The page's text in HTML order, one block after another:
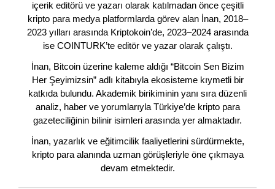
içerik editörü ve yazarı olarak katılmadan önce çeşitli
kripto para medya platformlarda görev alan İnan, 2018–
2023 yılları arasında Kriptokoin’de, 2023–2024 arasında
ise COINTURK’te editör ve yazar olarak çalıştı.
İnan, Bitcoin üzerine kaleme aldığı “Bitcoin Sen Bizim
Her Şeyimizsin” adlı kitabıyla ekosisteme kıymetli bir
katkıda bulundu. Akademik birikiminin yanı sıra düzenli
analiz, haber ve yorumlarıyla Türkiye’de kripto para
gazeteciliğinin bilinir isimleri arasında yer almaktadır.
İnan, yazarlık ve eğitimcilik faaliyetlerini sürdürmekte,
kripto para alanında uzman görüşleriyle öne çıkmaya
devam etmektedir.